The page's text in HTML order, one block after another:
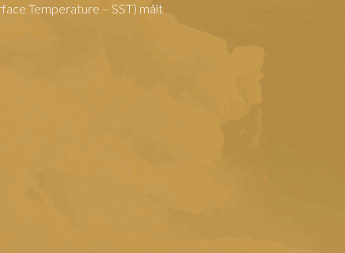
Temperature – SST) målt